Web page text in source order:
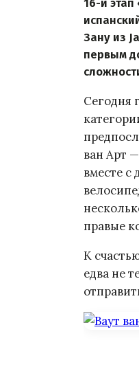
16-й
Зану из
первым
Сегодня
ван Арт
вместе с
правые
К
едва не